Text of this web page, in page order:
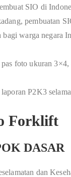
SIO di
pembuatan
warga negara
foto ukuran 3×4,
P2K3
Forklift
DASAR
dan